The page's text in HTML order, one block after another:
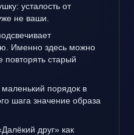
усталость от
не ваши.
Именно здесь можно
повторять старый
порядок в
шага значение образа
друг» как